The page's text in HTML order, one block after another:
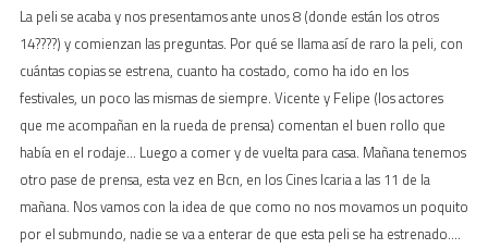
La peli se acaba y nos presentamos ante unos 8 (donde están los otros
14????) y comienzan las preguntas. Por qué se llama así de raro la peli, con
cuántas copias se estrena, cuanto ha costado, como ha ido en los
festivales, un poco las mismas de siempre. Vicente y Felipe (los actores
que me acompañan en la rueda de prensa) comentan el buen rollo que
había en el rodaje… Luego a comer y de vuelta para casa. Mañana tenemos
otro pase de prensa, esta vez en Bcn, en los Cines Icaria a las 11 de la
mañana. Nos vamos con la idea de que como no nos movamos un poquito
por el submundo, nadie se va a enterar de que esta peli se ha estrenado….